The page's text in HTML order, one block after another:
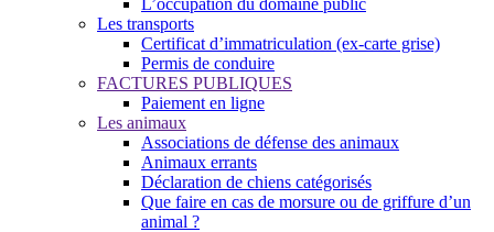
L’occupation du domaine public
Les transports
Certificat d’immatriculation (ex-carte grise)
Permis de conduire
FACTURES PUBLIQUES
Paiement en ligne
Les animaux
Associations de défense des animaux
Animaux errants
Déclaration de chiens catégorisés
Que faire en cas de morsure ou de griffure d’un
animal ?